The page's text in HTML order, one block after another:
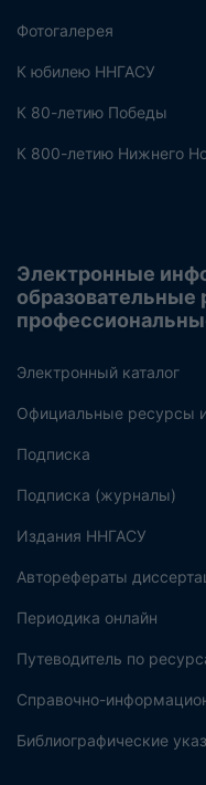
Фотогалерея
К юбилею ННГАСУ
К 80-летию Победы
К 800-летию Нижнего
Электронные
образовательные
Электронный каталог
Официальные ресурсы
Подписка
Подписка (журналы)
Издания ННГАСУ
Авторефераты
Периодика онлайн
Путеводитель по
Справочно-
Библиографические